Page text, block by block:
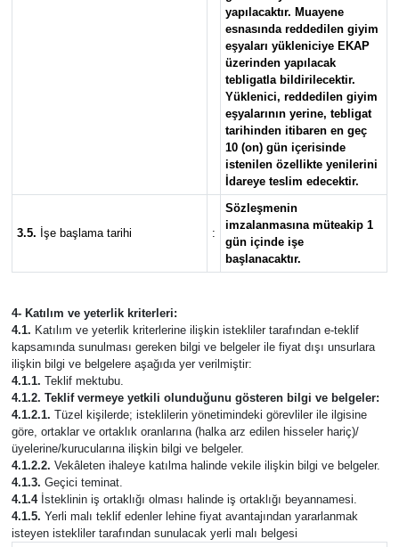
yapılacaktır. Muayene
esnasında reddedilen giyim
eşyaları yükleniciye EKAP
üzerinden yapılacak
tebligatla bildirilecektir.
Yüklenici, reddedilen giyim
eşyalarının yerine, tebligat
tarihinden itibaren en geç
10 (on) gün içerisinde
istenilen özellikte yenilerini
İdareye teslim edecektir.
3.5. İşe başlama tarihi :
Sözleşmenin
imzalanmasına müteakip 1
gün içinde işe
başlanacaktır.
4- Katılım ve yeterlik kriterleri:
4.1. Katılım ve yeterlik kriterlerine ilişkin istekliler tarafından e-teklif
kapsamında sunulması gereken bilgi ve belgeler ile fiyat dışı unsurlara
ilişkin bilgi ve belgelere aşağıda yer verilmiştir:
4.1.1. Teklif mektubu.
4.1.2. Teklif vermeye yetkili olunduğunu gösteren bilgi ve belgeler:
4.1.2.1. Tüzel kişilerde; isteklilerin yönetimindeki görevliler ile ilgisine
göre, ortaklar ve ortaklık oranlarına (halka arz edilen hisseler hariç)/
üyelerine/kurucularına ilişkin bilgi ve belgeler.
4.1.2.2. Vekâleten ihaleye katılma halinde vekile ilişkin bilgi ve belgeler.
4.1.3. Geçici teminat.
4.1.4İsteklinin iş ortaklığı olması halinde iş ortaklığı beyannamesi.
4.1.5. Yerli malı teklif edenler lehine fiyat avantajından yararlanmak
isteyen istekliler tarafından sunulacak yerli malı belgesi